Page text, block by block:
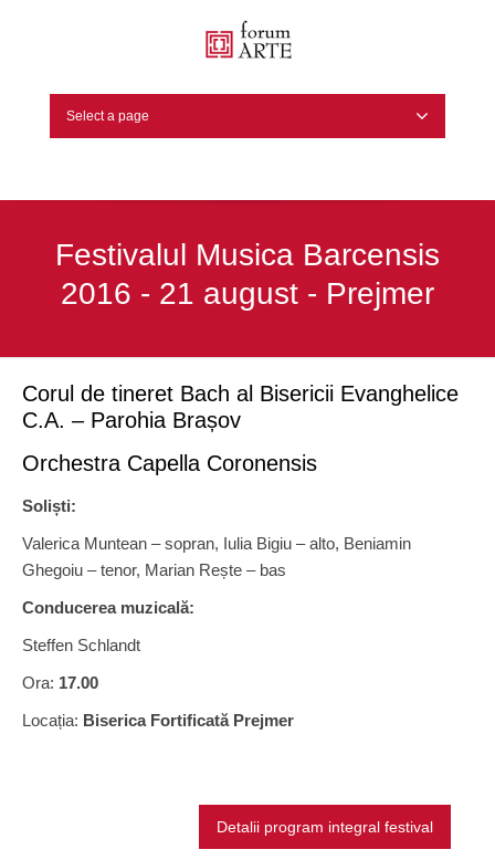
Select a page
Festivalul Musica Barcensis
2016 - 21 august - Prejmer
Corul de tineret Bach al Bisericii Evanghelice
C.A. – Parohia Brașov
Orchestra Capella Coronensis
Soliști:
Valerica Muntean – sopran, Iulia Bigiu – alto, Beniamin
Ghegoiu – tenor, Marian Rește – bas
Conducerea muzicală:
Steffen Schlandt
Ora: 17.00
Locația: Biserica Fortificată Prejmer
Detalii program integral festival